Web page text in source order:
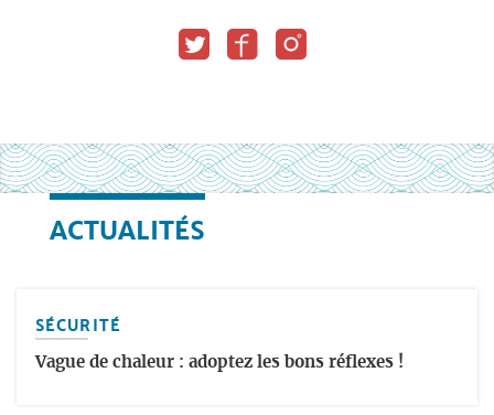
ACTUALITÉS
SÉCURITÉ
Vague de chaleur : adoptez les bons réflexes !